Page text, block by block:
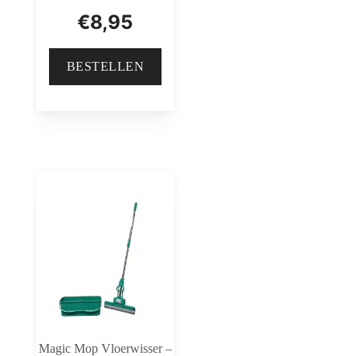
€8,95
BESTELLEN
Magic Mop Vloerwisser –